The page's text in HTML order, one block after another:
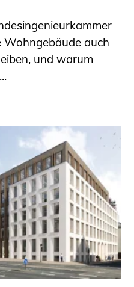
und
der IK-Bau
und Schüler
Praxis-
auch
und warum